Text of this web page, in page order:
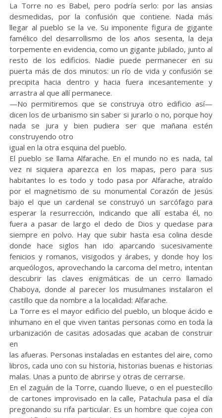
La Torre no es Babel, pero podría serlo: por las ansias
desmedidas, por la confusión que contiene. Nada más
llegar al pueblo se la ve. Su imponente figura de gigante
famélico del desarrollismo de los años sesenta, la deja
torpemente en evidencia, como un gigante jubilado, junto al
resto de los edificios. Nadie puede permanecer en su
puerta más de dos minutos: un río de vida y confusión se
precipita hacia dentro y hacia fuera incesantemente y
arrastra al que allí permanece.
—No permitiremos que se construya otro edificio así—
dicen los de urbanismo sin saber si jurarlo o no, porque hoy
nada se jura y bien pudiera ser que mañana estén
construyendo otro
igual en la otra esquina del pueblo.
El pueblo se llama Alfarache. En el mundo no es nada, tal
vez ni siquiera aparezca en los mapas, pero para sus
habitantes lo es todo y todo pasa por Alfarache, atraído
por el magnetismo de su monumental Corazón de Jesús
bajo el que un cardenal se construyó un sarcófago para
esperar la resurrección, indicando que allí estaba él, no
fuera a pasar de largo el dedo de Dios y quedase para
siempre en polvo. Hay que subir hasta esa colina desde
donde hace siglos han ido aparcando sucesivamente
fenicios y romanos, visigodos y árabes, y donde hoy los
arqueólogos, aprovechando la carcoma del metro, intentan
descubrir las claves enigmáticas de un cerro llamado
Chaboya, donde al parecer los musulmanes instalaron el
castillo que da nombre a la localidad: Alfarache.
La Torre es el mayor edificio del pueblo, un bloque ácido e
inhumano en el que viven tantas personas como en toda la
urbanización de casitas adosadas que acaban de construir
en
las afueras. Personas instaladas en estantes del aire, como
libros, cada uno con su historia, historias buenas e historias
malas. Unas a punto de abrirse y otras de cerrarse.
En el zaguán de la Torre, cuando llueve, o en el puestecillo
de cartones improvisado en la calle, Patachula pasa el día
pregonando su rifa particular. Es un hombre que cojea con